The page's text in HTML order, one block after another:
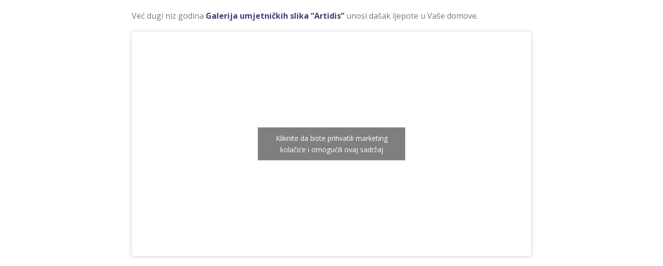
Već dugi niz godina Galerija umjetničkih slika “Artidis” unosi dašak ljepote u Vaše domove.
Kliknite da biste prihvatili marketing
kolačiće i omogućili ovaj sadržaj